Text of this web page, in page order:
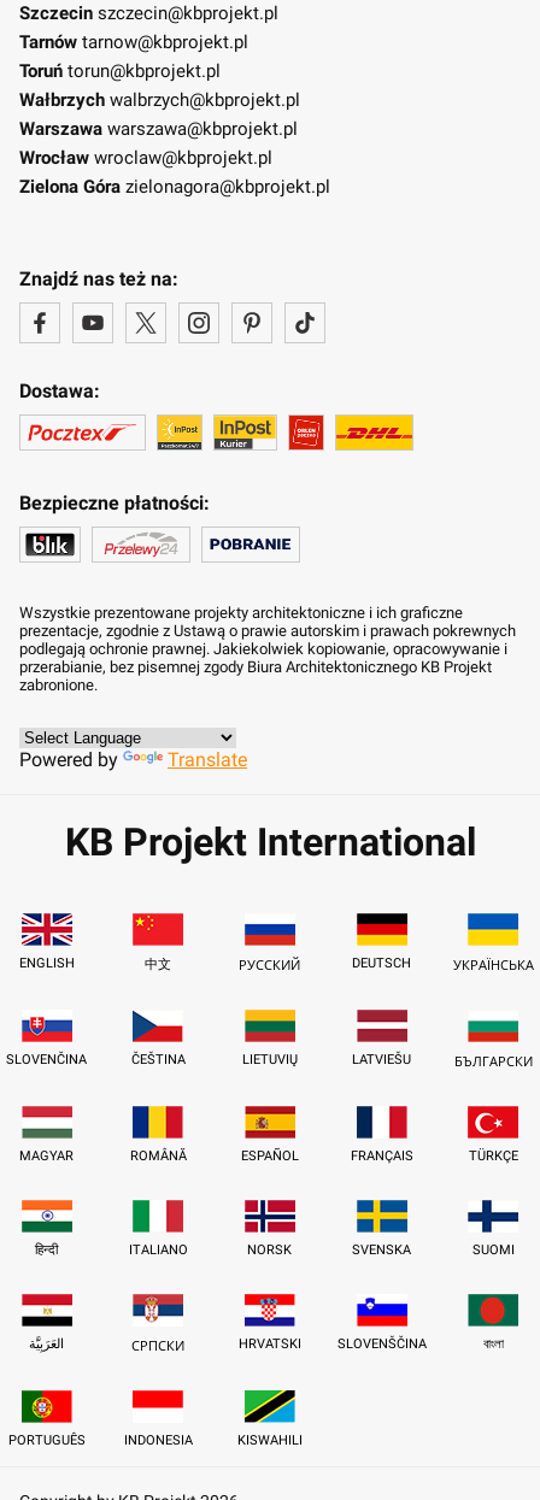
Szczecin szczecin@kbprojekt.pl
Tarnów tarnow@kbprojekt.pl
Toruń torun@kbprojekt.pl
Wałbrzych walbrzych@kbprojekt.pl
Warszawa warszawa@kbprojekt.pl
Wrocław wroclaw@kbprojekt.pl
Zielona Góra zielonagora@kbprojekt.pl
Znajdź nas też na:
Dostawa:
Bezpieczne płatności:
Wszystkie prezentowane projekty architektoniczne i ich graficzne
prezentacje, zgodnie z Ustawą o prawie autorskim i prawach pokrewnych
podlegają ochronie prawnej. Jakiekolwiek kopiowanie, opracowywanie i
przerabianie, bez pisemnej zgody Biura Architektonicznego KB Projekt
zabronione.
Powered by Translate
KB Projekt International
ENGLISH 中文 РУССКИЙ DEUTSCH УКРАЇНСЬКА
SLOVENČINA ČEŠTINA LIETUVIŲ LATVIEŠU БЪЛГАРСКИ
MAGYAR ROMÂNĂ ESPAÑOL FRANÇAIS TÜRKÇE
हिन्दी ITALIANO NORSK SVENSKA SUOMI
العَرَبِيَّة СРПСКИ HRVATSKI SLOVENŠČINA বাংলা
PORTUGUÊS INDONESIA KISWAHILI